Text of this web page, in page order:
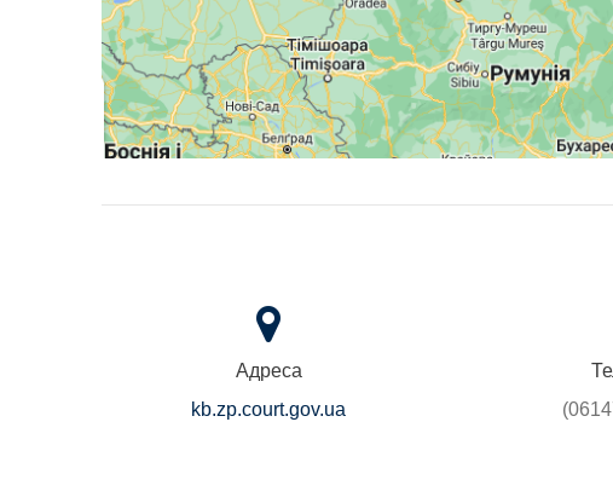
Адреса
kb.zp.court.gov.ua